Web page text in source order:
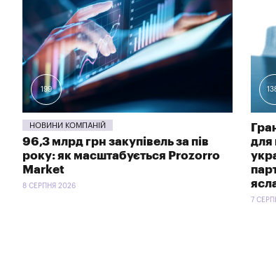
199
НОВИНИ КОМПАНІЙ
96,3 млрд грн закупівель за пів
року: як масштабується Prozorro
Market
8 СЕРПНЯ 2026
для
7